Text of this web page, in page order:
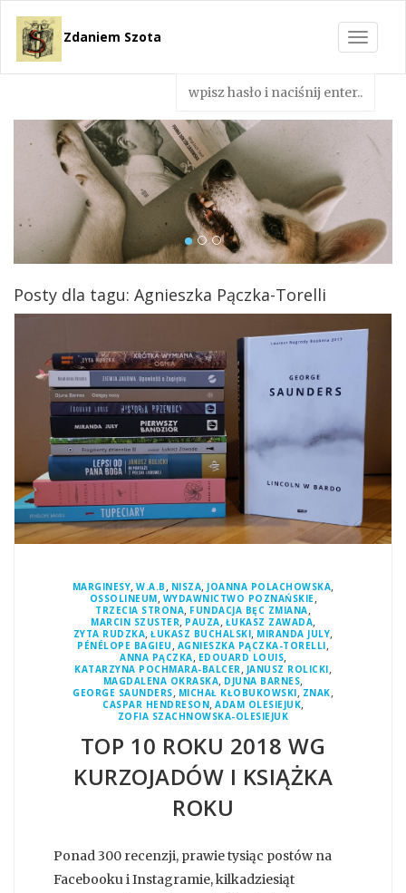
Toggle
Zdaniem Szota
Posty dla tagu: Agnieszka Pączka-Torelli
MARGINESY,W.A.B , NISZA, JOANNA POLACHOWSKA,
OSSOLINEUM, WYDAWNICTWO POZNAŃSKIE,
TRZECIA STRONA, FUNDACJA BĘC ZMIANA,
MARCIN SZUSTER, PAUZA, ŁUKASZ ZAWADA,
ZYTA RUDZKA,ŁUKASZ BUCHALSKI, MIRANDA JULY,
PÉNÉLOPE BAGIEU , AGNIESZKA PĄCZKA-TORELLI,
ANNA PĄCZKA, EDOUARD LOUIS,
KATARZYNA POCHMARA-BALCER , JANUSZ ROLICKI,
MAGDALENA OKRASKA, DJUNA BARNES,
GEORGE SAUNDERS, MICHAŁ KŁOBUKOWSKI, ZNAK,
CASPAR HENDRESON, ADAM OLESIEJUK,
ZOFIA SZACHNOWSKA-OLESIEJUK
TOP 10 ROKU 2018 WG
KURZOJADÓW I KSIĄŻKA
ROKU
Ponad 300 recenzji, prawie tysiąc postów na
Facebooku i Instagramie, kilkadziesiąt